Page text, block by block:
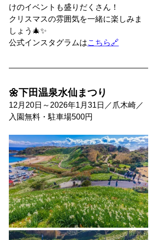
けのイベントも盛りだくさん！
クリスマスの雰囲気を一緒に楽しみま
しょう🎄✨
公式インスタグラムはこちら🔗
🌼下田温泉水仙まつり
12月20日～2026年1月31日／爪木崎／
入園無料・駐車場500円